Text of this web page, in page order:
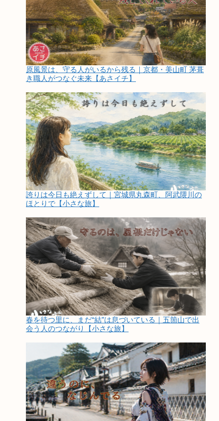
原風景は、守る人がいるから残る｜京都・美山町 茅葺
き職人がつなぐ未来【あさイチ】
誇りは今日も絶えずして｜宮城県丸森町、阿武隈川の
ほとりで【小さな旅】
春を待つ里に、まだ“結”は息づいている｜五箇山で出
会う人のつながり【小さな旅】